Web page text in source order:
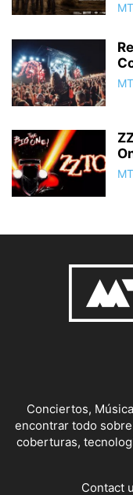
Conciertos,
encontrar todo
coberturas,
Contact